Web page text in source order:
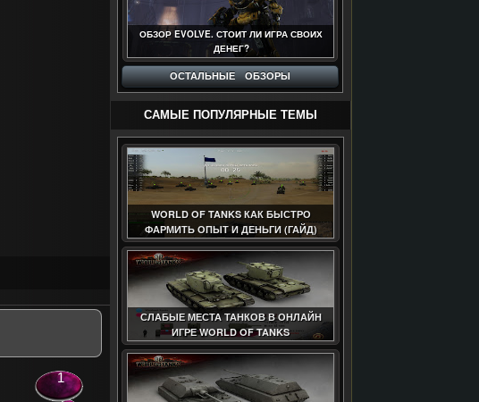
1
ОБЗОР EVOLVE. СТОИТ ЛИ ИГРА СВОИХ
ДЕНЕГ?
ОСТАЛЬНЫЕ ОБЗОРЫ
САМЫЕ ПОПУЛЯРНЫЕ ТЕМЫ
WORLD OF TANKS КАК БЫСТРО
ФАРМИТЬ ОПЫТ И ДЕНЬГИ (ГАЙД)
СЛАБЫЕ МЕСТА ТАНКОВ В ОНЛАЙН
ИГРЕ WORLD OF TANKS